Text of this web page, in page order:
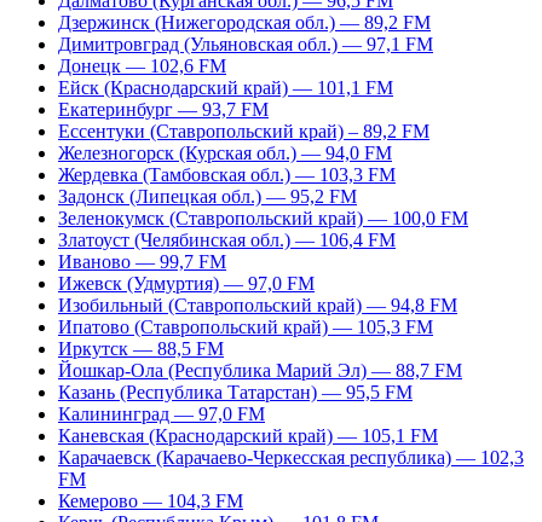
Дзержинск (Нижегородская обл.) — 89,2 FM
Димитровград (Ульяновская обл.) — 97,1 FM
Донецк — 102,6 FM
Ейск (Краснодарский край) — 101,1 FM
Екатеринбург — 93,7 FM
Ессентуки (Ставропольский край) – 89,2 FM
Железногорск (Курская обл.) — 94,0 FM
Жердевка (Тамбовская обл.) — 103,3 FM
Задонск (Липецкая обл.) — 95,2 FM
Зеленокумск (Ставропольский край) — 100,0 FM
Златоуст (Челябинская обл.) — 106,4 FM
Иваново — 99,7 FM
Ижевск (Удмуртия) — 97,0 FM
Изобильный (Ставропольский край) — 94,8 FM
Ипатово (Ставропольский край) — 105,3 FM
Иркутск — 88,5 FM
Йошкар-Ола (Республика Марий Эл) — 88,7 FM
Казань (Республика Татарстан) — 95,5 FM
Калининград — 97,0 FM
Каневская (Краснодарский край) — 105,1 FM
Карачаевск (Карачаево-Черкесская республика) — 102,3
FM
Кемерово — 104,3 FM